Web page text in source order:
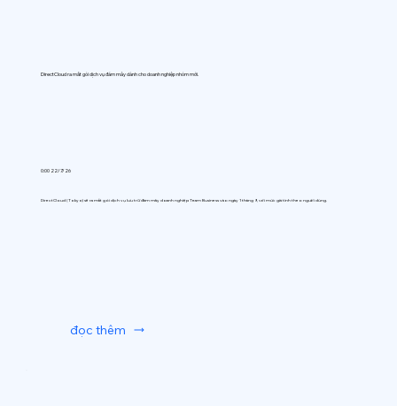
DirectCloud ra mắt gói dịch vụ đám mây dành cho doanh nghiệp nhóm mới.
0:00 22/7/26
DirectCloud (Tokyo) sẽ ra mắt gói dịch vụ lưu trữ đám mây doanh nghiệp Team Business vào ngày 1 tháng 9, với mức giá tính theo người dùng.
đọc thêm